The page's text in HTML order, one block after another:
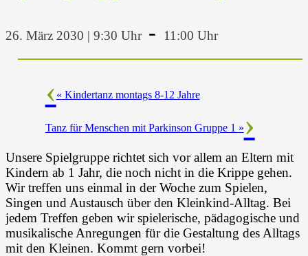
26. März 2030 | 9:30 Uhr- 11:00 Uhr
« Kindertanz montags 8-12 Jahre
Tanz für Menschen mit Parkinson Gruppe 1 »
Unsere Spielgruppe richtet sich vor allem an Eltern mit
Kindern ab 1 Jahr, die noch nicht in die Krippe gehen.
Wir treffen uns einmal in der Woche zum Spielen,
Singen und Austausch über den Kleinkind-Alltag. Bei
jedem Treffen geben wir spielerische, pädagogische und
musikalische Anregungen für die Gestaltung des Alltags
mit den Kleinen. Kommt gern vorbei!